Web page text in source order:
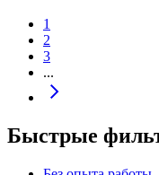
1
2
3
...
Быстрые